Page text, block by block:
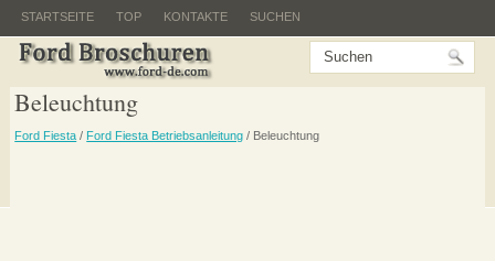
STARTSEITE TOP KONTAKTE SUCHEN
Beleuchtung
Ford Fiesta / Ford Fiesta Betriebsanleitung / Beleuchtung